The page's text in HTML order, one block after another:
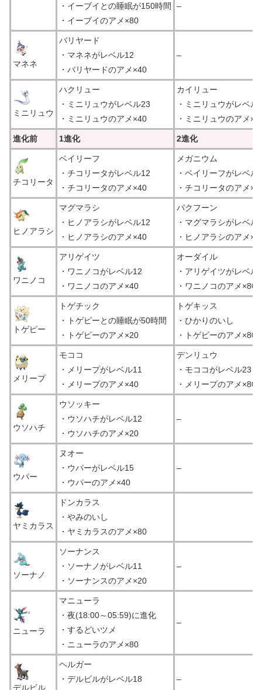
・イーブイとの睡眠が150時間
・イーブイのアメ×80
–
マネネ
バリヤード
・マネネがレベル12
・バリヤードのアメ×40
–
ミニリュウ
ハクリュー
・ミニリュウがレベル23
・ミニリュウのアメ×40
カイリュー
・ミニリュウがレベル
・ミニリュウのアメ
進化前 1進化 2進化
チコリータ
ベイリーフ
・チコリータがレベル12
・チコリータのアメ×40
メガニウム
・ベイリーフがレベル
・チコリータのアメ
ヒノアラシ
マグマラシ
・ヒノアラシがレベル12
・ヒノアラシのアメ×40
バクフーン
・マグマラシがレベル
・ヒノアラシのアメ
ワニノコ
アリゲイツ
・ワニノコがレベル12
・ワニノコのアメ×40
オーダイル
・アリゲイツがレベル
・ワニノコのアメ×80
トゲピー
トゲチック
・トゲピーとの睡眠が50時間
・トゲピーのアメ×20
トゲキッス
・ひかりのいし
・トゲピーのアメ×80
メリープ
モココ
・メリープがレベル11
・メリープのアメ×40
デンリュウ
・モココがレベル23
・メリープのアメ×80
ウソハチ
ウソッキー
・ウソハチがレベル12
・ウソハチのアメ×20
–
ウパー
ヌオー
・ウパーがレベル15
・ウパーのアメ×40
–
ヤミカラス
ドンカラス
・やみのいし
・ヤミカラスのアメ×80
ソーナノ
ソーナンス
・ソーナノがレベル11
・ソーナンスのアメ×20
–
ニューラ
マニューラ
・夜(18:00～05:59)に進化
・するどいツメ
・ニューラのアメ×80
–
デルビル
ヘルガー
・デルビルがレベル18
–